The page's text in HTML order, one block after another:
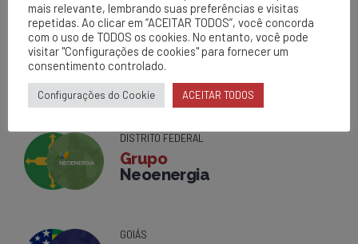
BAHIA
Grupo
Neoenergia
DISTRITO FEDERAL
Grupo
Neoenergia
GOIÁS
mais relevante, lembrando suas preferências e visitas
repetidas. Ao clicar em “ACEITAR TODOS”, você concorda
com o uso de TODOS os cookies. No entanto, você pode
visitar "Configurações de cookies" para fornecer um
consentimento controlado.
Configurações do Cookie ACEITAR TODOS